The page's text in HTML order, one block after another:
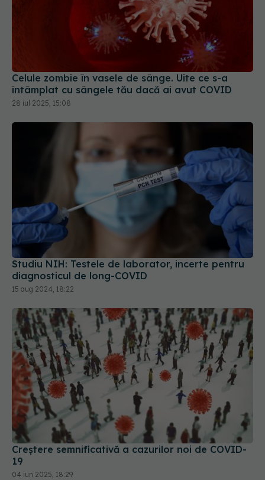
Celule zombie în vasele de sânge. Uite ce s-a
întâmplat cu sângele tău dacă ai avut COVID
28 iul 2025, 15:08
Studiu NIH: Testele de laborator, incerte pentru
diagnosticul de long-COVID
15 aug 2024, 18:22
Creștere semnificativă a cazurilor noi de COVID-
19
04 iun 2025, 18:29